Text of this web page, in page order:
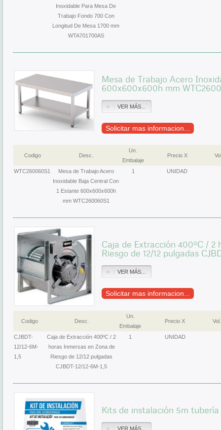
Inoxidable Para Mesa De
Trabajo Fondo 700 Con
Longitud De Mesa 1700 mm
WTA701700AS
Mesa de Trabajo Acero
600x600x600h mm
VER MÁS...
Solicitar mas informacion...
Codigo Desc.
Un.
Embalaje
Precio X
WTC260060S1
Mesa de Trabajo Acero
Inoxidable Baja Central Con
1 Estante 600x600x600h
mm WTC260060S1
1 UNIDAD
Caja de Extracción 400ºC / 2
Riesgo de 12/12 pulgadas
VER MÁS...
Solicitar mas informacion...
Codigo Desc.
Un.
Embalaje
Precio X Vol.
CJBDT-
12/12-6M-
1,5
Caja de Extracción 400ºC / 2
horas Inmersas en Zona de
Riesgo de 12/12 pulgadas
CJBDT-12/12-6M-1,5
1 UNIDAD
Kits de instalación 5m tubería
VER MÁS...